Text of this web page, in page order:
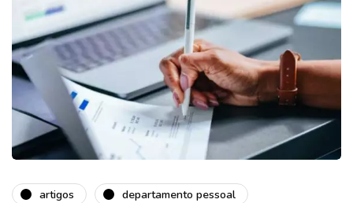
artigos
departamento pessoal